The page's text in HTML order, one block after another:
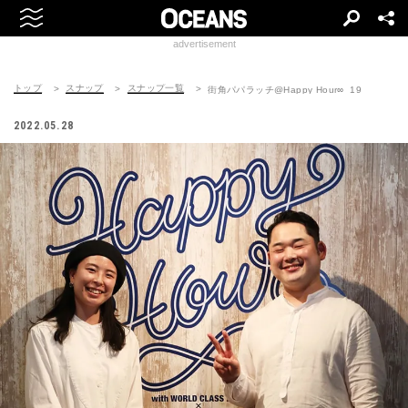
advertisement
トップ スナップ スナップ一覧 街角パパラッチ@Happy Hour∞_19
2022.05.28